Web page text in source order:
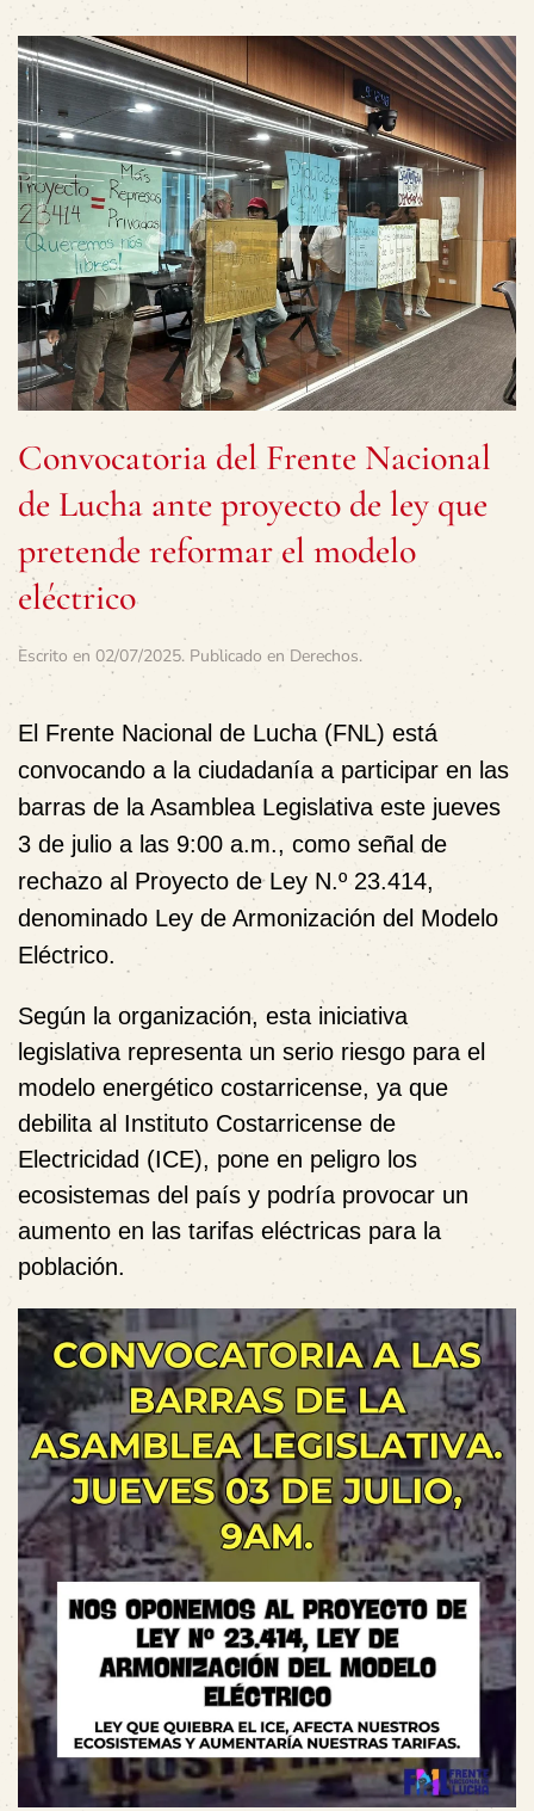
Convocatoria del Frente Nacional
de Lucha ante proyecto de ley que
pretende reformar el modelo
eléctrico
Escrito en 02/07/2025. Publicado en Derechos.
El Frente Nacional de Lucha (FNL) está
convocando a la ciudadanía a participar en las
barras de la Asamblea Legislativa este jueves
3 de julio a las 9:00 a.m., como señal de
rechazo al Proyecto de Ley N.º 23.414,
denominado Ley de Armonización del Modelo
Eléctrico.
Según la organización, esta iniciativa
legislativa representa un serio riesgo para el
modelo energético costarricense, ya que
debilita al Instituto Costarricense de
Electricidad (ICE), pone en peligro los
ecosistemas del país y podría provocar un
aumento en las tarifas eléctricas para la
población.